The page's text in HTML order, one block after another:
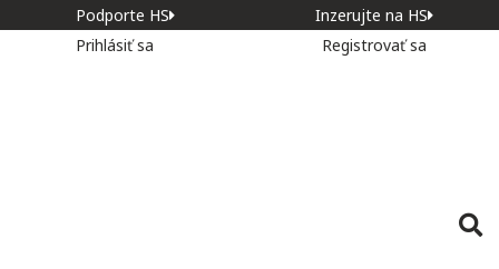
Podporte HS
Inzerujte na HS
Prihlásiť sa
Registrovať sa